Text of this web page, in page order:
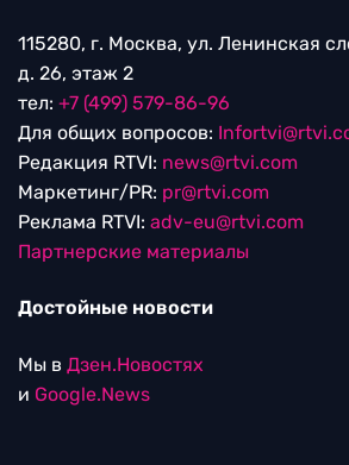
115280, г. Москва, ул. Ленинская
д. 26, этаж 2
тел: +7 (499) 579-86-96
Для общих вопросов:
Редакция RTVI: news@rtvi.com
Маркетинг/PR: pr@rtvi.com
Реклама RTVI: adv-eu@rtvi.com
Партнерские материалы
Достойные новости
Мы в Дзен.Новостях
и Google.News